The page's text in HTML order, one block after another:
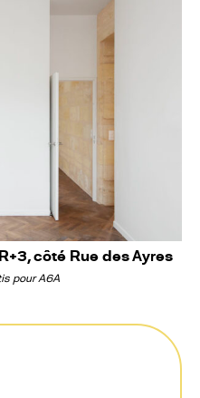
côté Rue des Ayres
pour A6A